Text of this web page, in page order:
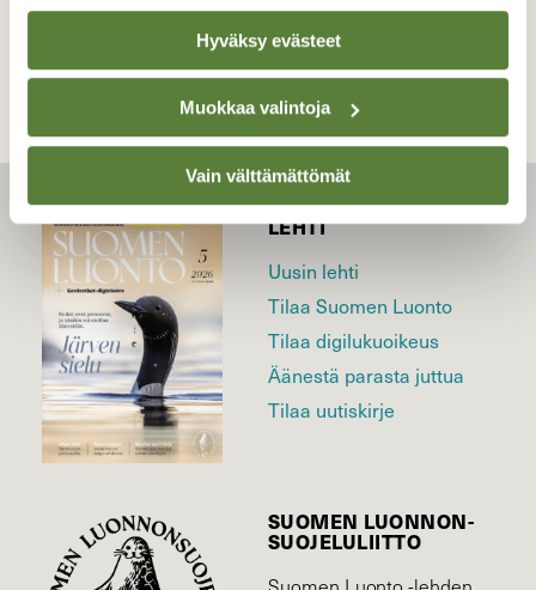
Hyväksy evästeet
Muokkaa valintoja
Vain välttämättömät
LEHTI
Uusin lehti
Tilaa Suomen Luonto
Tilaa digilukuoikeus
Äänestä parasta juttua
Tilaa uutiskirje
SUOMEN LUONNON­
SUOJELU­LIITTO